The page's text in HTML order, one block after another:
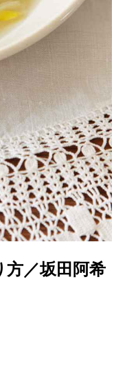
／坂田阿希